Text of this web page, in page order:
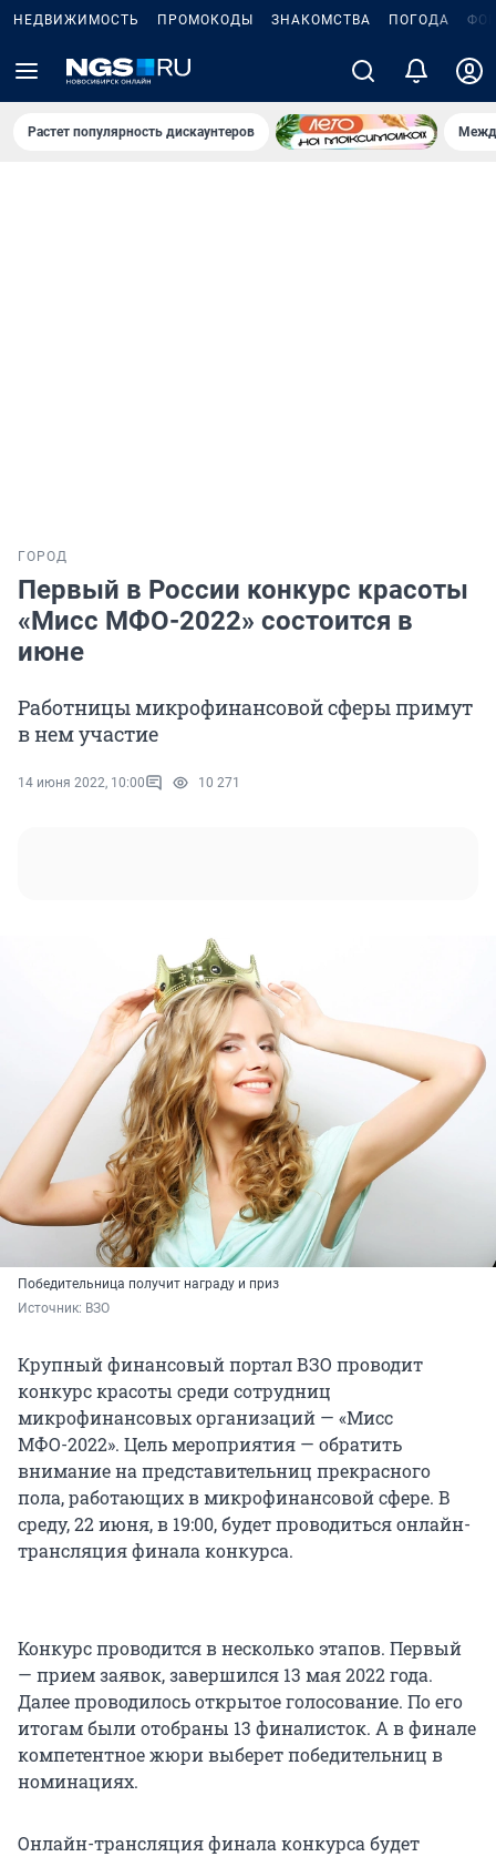
НЕДВИЖИМОСТЬ ПРОМОКОДЫ ЗНАКОМСТВА ПОГОДА
Растет популярность дискаунтеров
ГОРОД
Первый в России конкурс красоты
«Мисс МФО-2022» состоится в
июне
Работницы микрофинансовой сферы примут
в нем участие
14 июня 2022, 10:00 10 271
Победительница получит награду и приз
Источник: ВЗО
Крупный финансовый портал ВЗО проводит
конкурс красоты среди сотрудниц
микрофинансовых организаций — «Мисс
МФО-2022». Цель мероприятия — обратить
внимание на представительниц прекрасного
пола, работающих в микрофинансовой сфере. В
среду, 22 июня, в 19:00, будет проводиться онлайн-
трансляция финала конкурса.
Конкурс проводится в несколько этапов. Первый
— прием заявок, завершился 13 мая 2022 года.
Далее проводилось открытое голосование. По его
итогам были отобраны 13 финалисток. А в финале
компетентное жюри выберет победительниц в
номинациях.
Онлайн-трансляция финала конкурса будет